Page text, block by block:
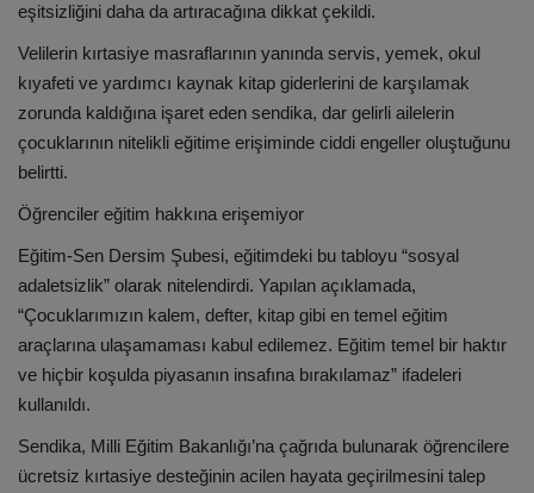
eşitsizliğini daha da artıracağına dikkat çekildi.
Velilerin kırtasiye masraflarının yanında servis, yemek, okul
kıyafeti ve yardımcı kaynak kitap giderlerini de karşılamak
zorunda kaldığına işaret eden sendika, dar gelirli ailelerin
çocuklarının nitelikli eğitime erişiminde ciddi engeller oluştuğunu
belirtti.
Öğrenciler eğitim hakkına erişemiyor
Eğitim-Sen Dersim Şubesi, eğitimdeki bu tabloyu “sosyal
adaletsizlik” olarak nitelendirdi. Yapılan açıklamada,
“Çocuklarımızın kalem, defter, kitap gibi en temel eğitim
araçlarına ulaşamaması kabul edilemez. Eğitim temel bir haktır
ve hiçbir koşulda piyasanın insafına bırakılamaz” ifadeleri
kullanıldı.
Sendika, Milli Eğitim Bakanlığı’na çağrıda bulunarak öğrencilere
ücretsiz kırtasiye desteğinin acilen hayata geçirilmesini talep